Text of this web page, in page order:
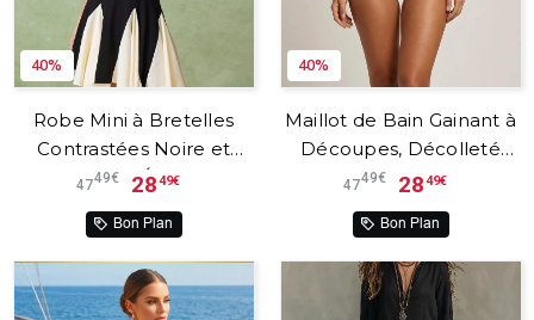
40%
Robe Mini à Bretelles
Contrastées Noire et
Blanche – Élancia™
4749€ 2849€
Bon Plan
40%
Maillot de Bain Gainant à
Découpes, Décolleté
Plongeant et Dos Nu –
Lunara™
4749€ 2849€
Bon Plan